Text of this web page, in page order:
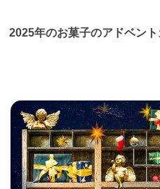
2025年のお菓子のアドベン